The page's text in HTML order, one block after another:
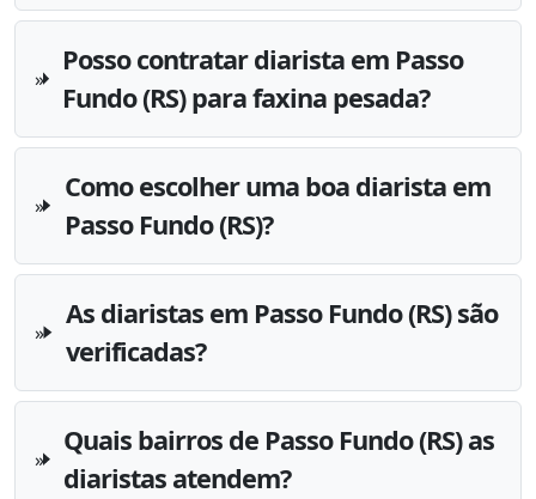
Posso contratar diarista em Passo
Fundo (RS) para faxina pesada?
Como escolher uma boa diarista em
Passo Fundo (RS)?
As diaristas em Passo Fundo (RS) são
verificadas?
Quais bairros de Passo Fundo (RS) as
diaristas atendem?